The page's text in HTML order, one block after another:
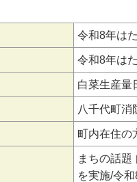
令和8年は
令和8年は
白菜生産量
八千代町消
町内在住の
まちの話題
を実施/令